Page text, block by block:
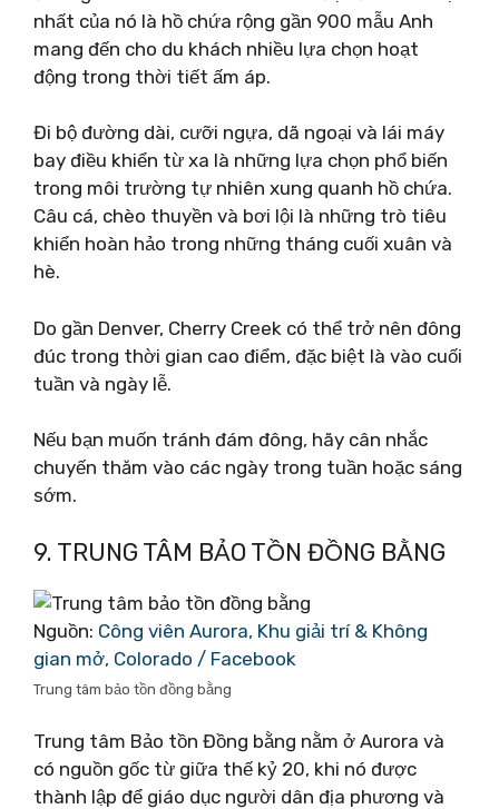
nhất của nó là hồ chứa rộng gần 900 mẫu Anh
mang đến cho du khách nhiều lựa chọn hoạt
động trong thời tiết ấm áp.
Đi bộ đường dài, cưỡi ngựa, dã ngoại và lái máy
bay điều khiển từ xa là những lựa chọn phổ biến
trong môi trường tự nhiên xung quanh hồ chứa.
Câu cá, chèo thuyền và bơi lội là những trò tiêu
khiển hoàn hảo trong những tháng cuối xuân và
hè.
Do gần Denver, Cherry Creek có thể trở nên đông
đúc trong thời gian cao điểm, đặc biệt là vào cuối
tuần và ngày lễ.
Nếu bạn muốn tránh đám đông, hãy cân nhắc
chuyến thăm vào các ngày trong tuần hoặc sáng
sớm.
9. TRUNG TÂM BẢO TỒN ĐỒNG BẰNG
Nguồn: Công viên Aurora, Khu giải trí & Không
gian mở, Colorado / Facebook
Trung tâm bảo tồn đồng bằng
Trung tâm Bảo tồn Đồng bằng nằm ở Aurora và
có nguồn gốc từ giữa thế kỷ 20, khi nó được
thành lập để giáo dục người dân địa phương và